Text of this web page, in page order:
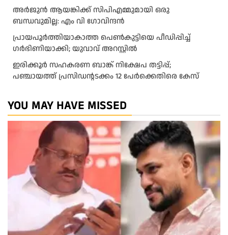
അര്‍ജുന്‍ ആയങ്കിക്ക് സിപിഎമ്മുമായി ഒരു
ബന്ധവുമില്ല: എം വി ഗോവിന്ദന്‍
പ്രായപൂർത്തിയാകാത്ത പെൺകുട്ടിയെ പീഡിപ്പിച്ച്
ഗർഭിണിയാക്കി; യുവാവ് അറസ്റ്റിൽ
ഇരിക്കൂർ സഹകരണ ബാങ്ക് നിക്ഷേപ തട്ടിപ്പ്;
പഞ്ചായത്ത് പ്രസിഡൻ്റടക്കം 12 പേർക്കെതിരെ കേസ്
YOU MAY HAVE MISSED